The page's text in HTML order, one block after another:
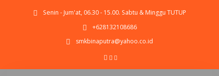
Senin - Jum'at, 06.30 - 15.00. Sabtu & Minggu TUTUP
+628132108686
smkbinaputra@yahoo.co.id